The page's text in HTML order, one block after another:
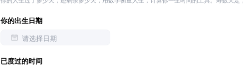
你的出生日期
已度过的时间